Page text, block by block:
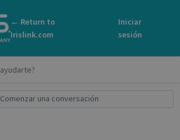
← Return to
Irislink.com
Iniciar
sesión
Comenzar una conversación